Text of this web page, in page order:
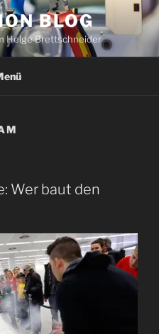
BLOG
Helge Brettschneider
Wer baut den